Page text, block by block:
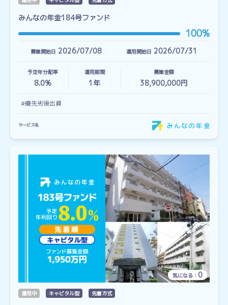
みんなの年金184号ファンド
100%
募集開始日 2026/07/08 運用開始日 2026/07/31
予定年分配率
8.0%
運用期間
1 年
募集金額
38,900,000円
#優先劣後出資
サービス名
気になる： 0
運用中 キャピタル型 先着方式